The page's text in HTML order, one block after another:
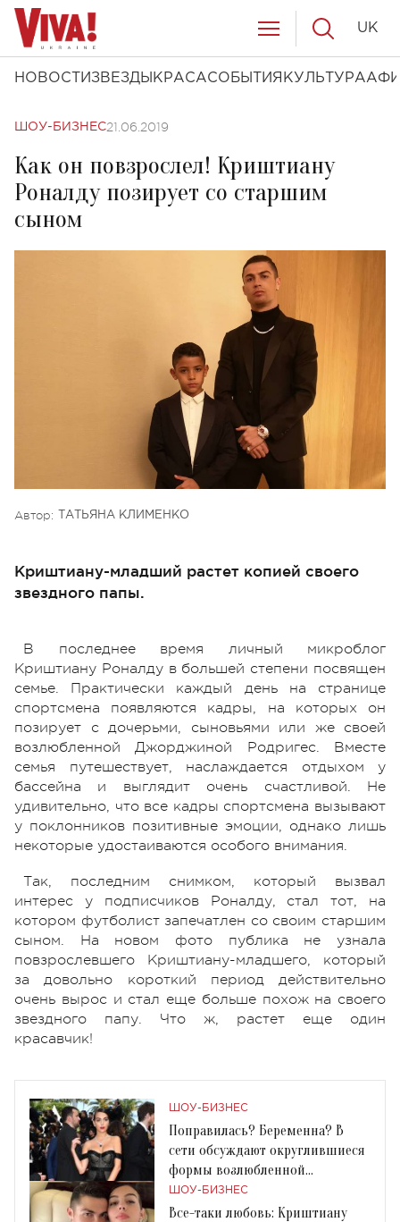
НОВОСТИ ЗВЕЗДЫ КРАСАСОБЫТИЯ КУЛЬТУРА
UK
ШОУ-БИЗНЕС21.06.2019
Как он повзрослел! Криштиану
Роналду позирует со старшим
сыном
Автор: ТАТЬЯНА КЛИМЕНКО
Криштиану-младший растет копией своего
звездного папы.
В последнее время личный микроблог
Криштиану Роналду в большей степени посвящен
семье. Практически каждый день на странице
спортсмена появляются кадры, на которых он
позирует с дочерьми, сыновьями или же своей
возлюбленной Джорджиной Родригес. Вместе
семья путешествует, наслаждается отдыхом у
бассейна и выглядит очень счастливой. Не
удивительно, что все кадры спортсмена вызывают
у поклонников позитивные эмоции, однако лишь
некоторые удостаиваются особого внимания.
Так, последним снимком, который вызвал
интерес у подписчиков Роналду, стал тот, на
котором футболист запечатлен со своим старшим
сыном. На новом фото публика не узнала
повзрослевшего Криштиану-младшего, который
за довольно короткий период действительно
очень вырос и стал еще больше похож на своего
звездного папу. Что ж, растет еще один
красавчик!
ШОУ-БИЗНЕС
Поправилась? Беременна? В
сети обсуждают округлившиеся
формы возлюбленной
Криштиану Роналду
ШОУ-БИЗНЕС
Все-таки любовь: Криштиану